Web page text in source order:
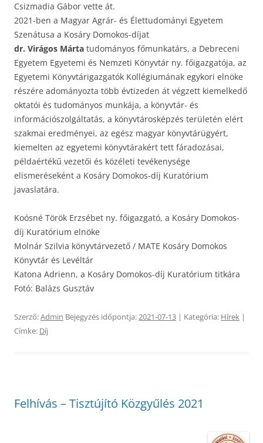
Csizmadia Gábor vette át.
2021-ben a Magyar Agrár- és Élettudományi Egyetem
Szenátusa a Kosáry Domokos-díjat
dr. Virágos Márta tudományos főmunkatárs, a Debreceni
Egyetem Egyetemi és Nemzeti Könyvtár ny. főigazgatója, az
Egyetemi Könyvtárigazgatók Kollégiumának egykori elnöke
részére adományozta több évtizeden át végzett kiemelkedő
oktatói és tudományos munkája, a könyvtár- és
információszolgáltatás, a könyvtárosképzés területén elért
szakmai eredményei, az egész magyar könyvtárügyért,
kiemelten az egyetemi könyvtárakért tett fáradozásai,
példaértékű vezetői és közéleti tevékenysége
elismeréseként a Kosáry Domokos-díj Kuratórium
javaslatára.
Koósné Török Erzsébet ny. főigazgató, a Kosáry Domokos-
díj Kuratórium elnöke
Molnár Szilvia könyvtárvezető / MATE Kosáry Domokos
Könyvtár és Levéltár
Katona Adrienn, a Kosáry Domokos-díj Kuratórium titkára
Fotó: Balázs Gusztáv
Szerző:Admin Bejegyzés időpontja:2021-07-13 | Kategória: Hírek |
Címke: Díj
Felhívás – Tisztújító Közgyűlés 2021